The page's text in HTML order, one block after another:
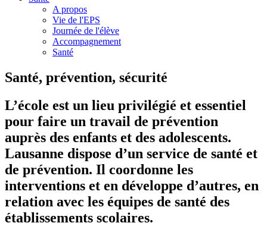
A propos
Vie de l'EPS
Journée de l'élève
Accompagnement
Santé
Santé, prévention, sécurité
L’école est un lieu privilégié et essentiel
pour faire un travail de prévention
auprès des enfants et des adolescents.
Lausanne dispose d’un service de santé et
de prévention. Il coordonne les
interventions et en développe d’autres, en
relation avec les équipes de santé des
établissements scolaires.